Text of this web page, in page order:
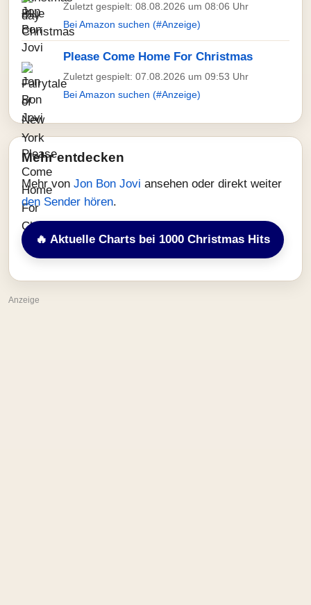
Zuletzt gespielt: 08.08.2026 um 08:06 Uhr
Bei Amazon suchen (#Anzeige)
Please Come Home For Christmas
Zuletzt gespielt: 07.08.2026 um 09:53 Uhr
Bei Amazon suchen (#Anzeige)
Mehr entdecken
Mehr von Jon Bon Jovi ansehen oder direkt weiter
den Sender hören.
🔥 Aktuelle Charts bei 1000 Christmas Hits
Anzeige